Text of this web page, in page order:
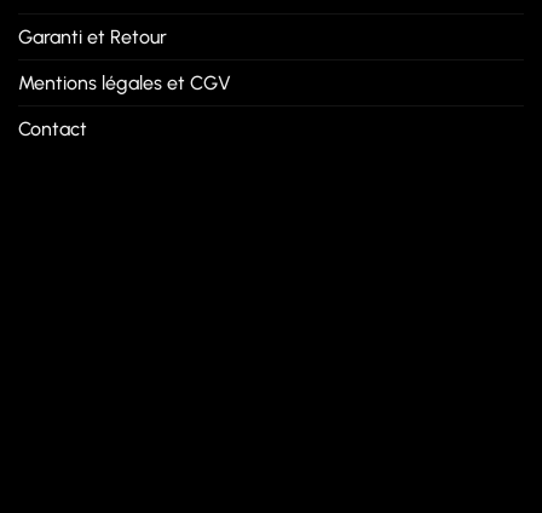
Garanti et Retour
Mentions légales et CGV
Contact